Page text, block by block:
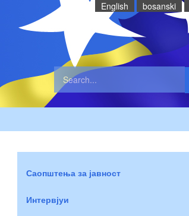
English bosanski
Саопштења за јавност
Интервјуи